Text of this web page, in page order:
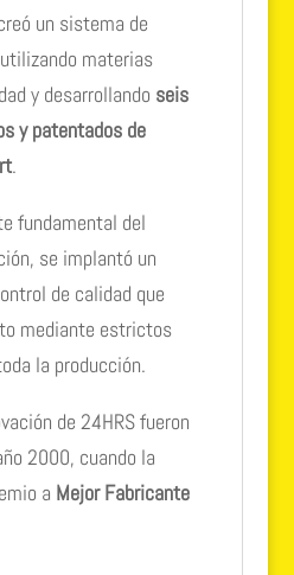
un sistema de
materias
y desarrollando seis
y patentados de
.
fundamental del
se implantó un
de calidad que
mediante estrictos
la producción.
de 24HRS fueron
2000, cuando la
a Mejor Fabricante